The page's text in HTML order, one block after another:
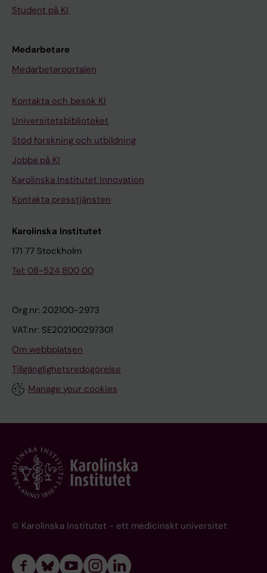
Student på KI
Medarbetare
Medarbetarportalen
Kontakta och besök KI
Universitetsbiblioteket
Stöd forskning och utbildning
Jobba på KI
Karolinska Institutet Innovation
Kontakta presstjänsten
Karolinska Institutet
171 77 Stockholm
Tel: 08-524 800 00
Org.nr: 202100-2973
VAT.nr: SE202100297301
Om webbplatsen
Tillgänglighetsredogörelse
Manage your cookies
© Karolinska Institutet - ett medicinskt universitet